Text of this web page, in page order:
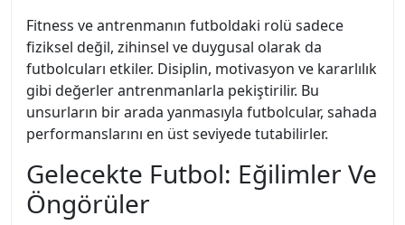
Fitness ve antrenmanın futboldaki rolü sadece
fiziksel değil, zihinsel ve duygusal olarak da
futbolcuları etkiler. Disiplin, motivasyon ve kararlılık
gibi değerler antrenmanlarla pekiştirilir. Bu
unsurların bir arada yanmasıyla futbolcular, sahada
performanslarını en üst seviyede tutabilirler.
Gelecekte Futbol: Eğilimler Ve
Öngörüler